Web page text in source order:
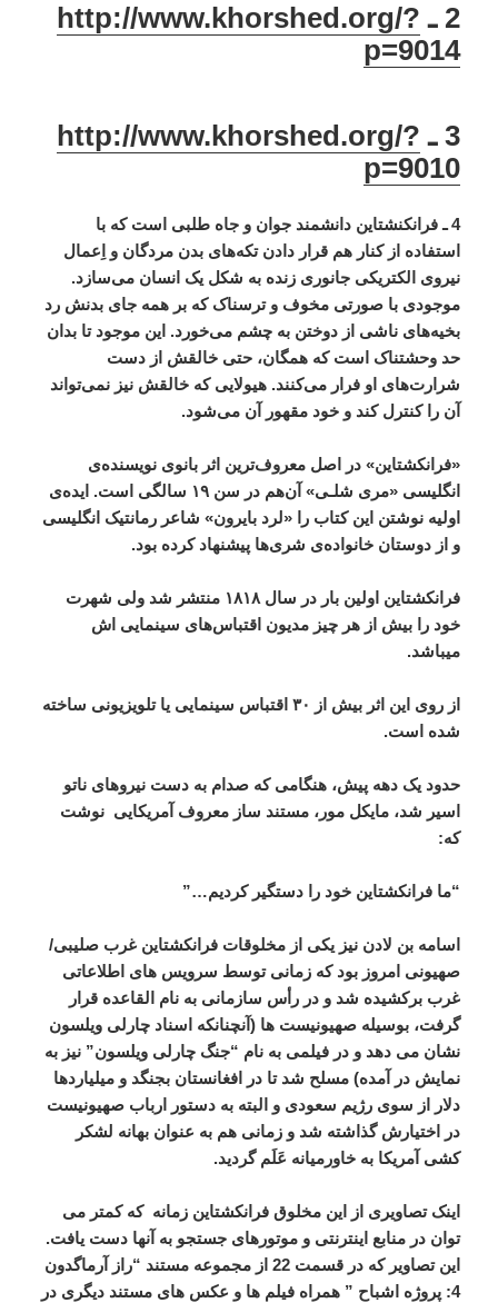
2 ـ
http://www.khorshed.org/?
p=9014
3 ـ
http://www.khorshed.org/?
p=9010
4 ـ فرانکنشتاین دانشمند جوان و جاه طلبی است که با
استفاده از کنار هم قرار دادن تکه‌های بدن مردگان و اِعمال
نیروی الکتریکی جانوری زنده به شکل یک انسان می‌سازد.
موجودی با صورتی مخوف و ترسناک که بر همه جای بدنش رد
بخیه‌های ناشی از دوختن به چشم می‌خورد. این موجود تا بدان
حد وحشتناک است که همگان، حتی خالقش از دست
شرارت‌های او فرار می‌کنند. هیولایی که خالقش نیز نمی‌تواند
آن را کنترل کند و خود مقهور آن می‌شود.
«فرانکشتاین» در اصل معروف‌ترین اثر بانوی نویسنده‌ی
انگلیسی «مری شلـی» آن‌هم در سن ۱۹ سالگی است. ایده‌ی
اولیه نوشتن این کتاب را «لرد بایرون» شاعر رمانتیک انگلیسی
و از دوستان خانواده‌ی شری‌ها پیشنهاد کرده بود.
فرانکشتاین اولین بار در سال ۱۸۱۸ منتشر شد ولی شهرت
خود را بیش از هر چیز مدیون اقتباس‌های سینمایی اش
میباشد.
از روی این اثر بیش از ۳۰ اقتباس سینمایی یا تلویزیونی ساخته
شده است.
حدود یک دهه پیش، هنگامی که صدام به دست نیروهای ناتو
اسیر شد، مایکل مور، مستند ساز معروف آمریکایی نوشت
که:
“ما فرانکشتاین خود را دستگیر کردیم…”
اسامه بن لادن نیز یکی از مخلوقات فرانکشتاین غرب صلیبی/
صهیونی امروز بود که زمانی توسط سرویس های اطلاعاتی
غرب برکشیده شد و در رأس سازمانی به نام القاعده قرار
گرفت، بوسیله صهیونیست ها (آنچنانکه اسناد چارلی ویلسون
نشان می دهد و در فیلمی به نام “جنگ چارلی ویلسون” نیز به
نمایش در آمده) مسلح شد تا در افغانستان بجنگد و میلیاردها
دلار از سوی رژیم سعودی و البته به دستور ارباب صهیونیست
در اختیارش گذاشته شد و زمانی هم به عنوان بهانه لشکر
کشی آمریکا به خاورمیانه عَلَم گردید.
اینک تصاویری از این مخلوق فرانکشتاین زمانه که کمتر می
توان در منابع اینترنتی و موتورهای جستجو به آنها دست یافت.
این تصاویر که در قسمت 22 از مجموعه مستند “راز آرماگدون
4: پروژه اشباح ” همراه فیلم ها و عکس های مستند دیگری در